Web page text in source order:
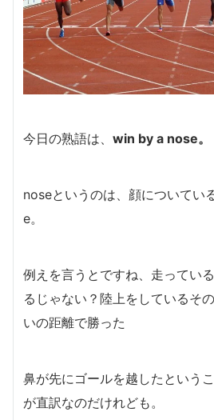
今日の熟語は、 win by a nose。
noseというのは、顔についてい
e。
例えを言うとですね、走ってい
るじゃない？陸上をしているそ
いの距離で勝った
鼻が先にゴールを越したという
が直訳なのだけれども。